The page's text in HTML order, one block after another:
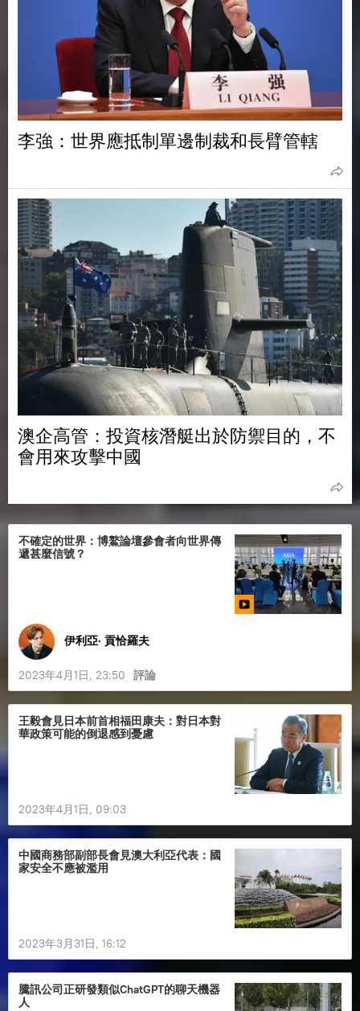
李強：世界應抵制單邊制裁和長臂管轄
澳企高管：投資核潛艇出於防禦目的，不
會用來攻擊中國
不確定的世界：博鰲論壇參會者向世界傳
遞甚麼信號？
伊利亞· 貢恰羅夫
2023年4月1日, 23:50 評論
王毅會見日本前首相福田康夫：對日本對
華政策可能的倒退感到憂慮
2023年4月1日, 09:03
中國商務部副部長會見澳大利亞代表：國
家安全不應被濫用
2023年3月31日, 16:12
騰訊公司正研發類似ChatGPT的聊天機器
人